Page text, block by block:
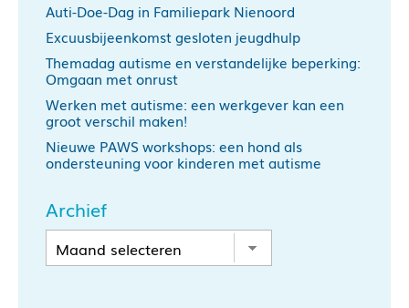
Auti-Doe-Dag in Familiepark Nienoord
Excuusbijeenkomst gesloten jeugdhulp
Themadag autisme en verstandelijke beperking:
Omgaan met onrust
Werken met autisme: een werkgever kan een
groot verschil maken!
Nieuwe PAWS workshops: een hond als
ondersteuning voor kinderen met autisme
Archief